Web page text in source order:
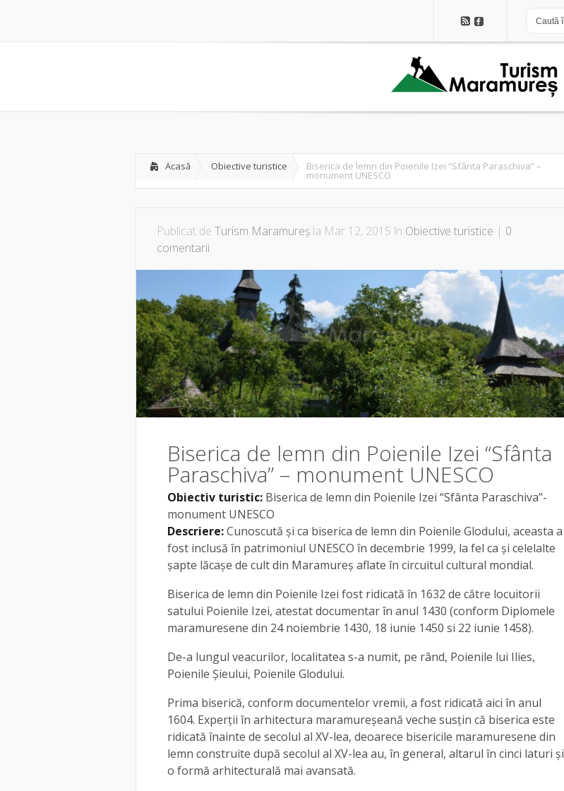
Acasă Obiective turistice Biserica de lemn din Poienile Izei “Sfânta Paraschiva” –
monument UNESCO
Publicat de Turism Maramureș la Mar 12, 2015 în Obiective turistice | 0
comentarii
Biserica de lemn din Poienile Izei “Sfânta
Paraschiva” – monument UNESCO
Obiectiv turistic: Biserica de lemn din Poienile Izei “Sfânta Paraschiva”-
monument UNESCO
Descriere:Cunoscută și ca biserica de lemn din Poienile Glodului, aceasta a
fost inclusă în patrimoniul UNESCO în decembrie 1999, la fel ca și celelalte
șapte lăcașe de cult din Maramureș aflate în circuitul cultural mondial.
Biserica de lemn din Poienile Izei fost ridicată în 1632 de către locuitorii
satului Poienile Izei, atestat documentar în anul 1430 (conform Diplomele
maramuresene din 24 noiembrie 1430, 18 iunie 1450 si 22 iunie 1458).
De-a lungul veacurilor, localitatea s-a numit, pe rând, Poienile lui Ilies,
Poienile Șieului, Poienile Glodului.
Prima biserică, conform documentelor vremii, a fost ridicată aici în anul
1604. Experții în arhitectura maramureșeană veche susțin că biserica este
ridicată înainte de secolul al XV-lea, deoarece bisericile maramuresene din
lemn construite după secolul al XV-lea au, în general, altarul în cinci laturi și
o formă arhitecturală mai avansată.